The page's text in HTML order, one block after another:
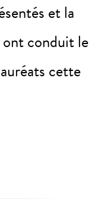
et la
conduit le
cette